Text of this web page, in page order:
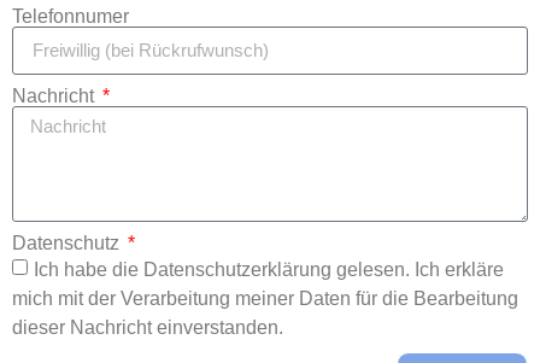
Telefonnumer
Nachricht
Datenschutz
Ich habe die Datenschutzerklärung gelesen. Ich erkläre
mich mit der Verarbeitung meiner Daten für die Bearbeitung
dieser Nachricht einverstanden.